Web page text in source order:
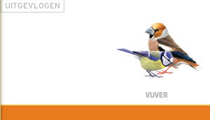
UITGEVLOGEN
VIJVER